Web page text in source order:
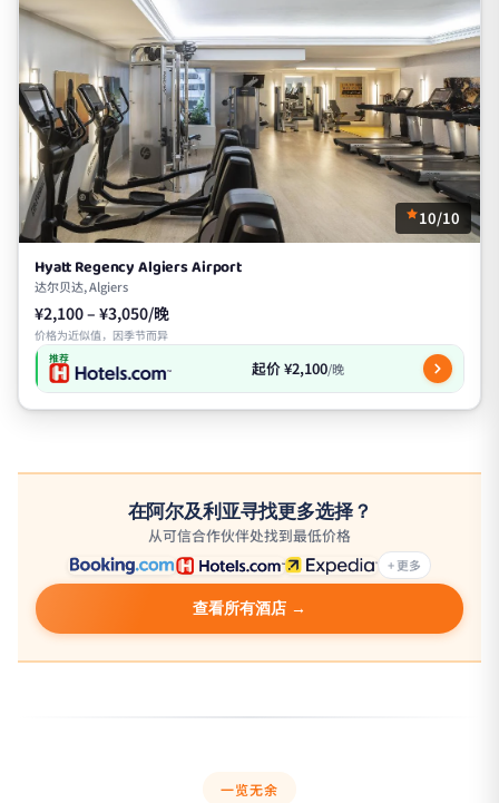
10/10
Hyatt Regency Algiers Airport
达尔贝达, Algiers
¥2,100 – ¥3,050/晚
价格为近似值，因季节而异
推荐 起价 ¥2,100/晚
在阿尔及利亚寻找更多选择？
从可信合作伙伴处找到最低价格
+ 更多
查看所有酒店 →
一览无余